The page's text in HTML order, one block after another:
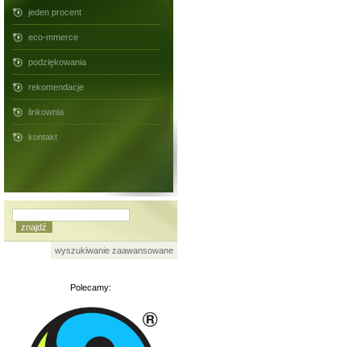
jeden procent
eco-mmerce
podziękowania
rekomendacje
linkownia
kontakt
wyszukiwanie zaawansowane
Polecamy: